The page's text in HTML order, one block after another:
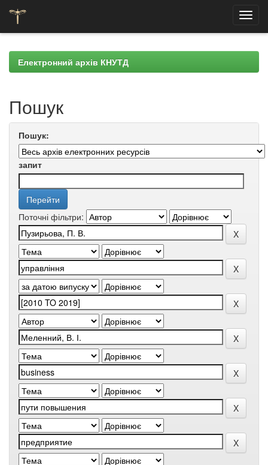
navigationЕлектронний архів КНУТД
Пошук
Пошук:
запит
Поточні фільтри: